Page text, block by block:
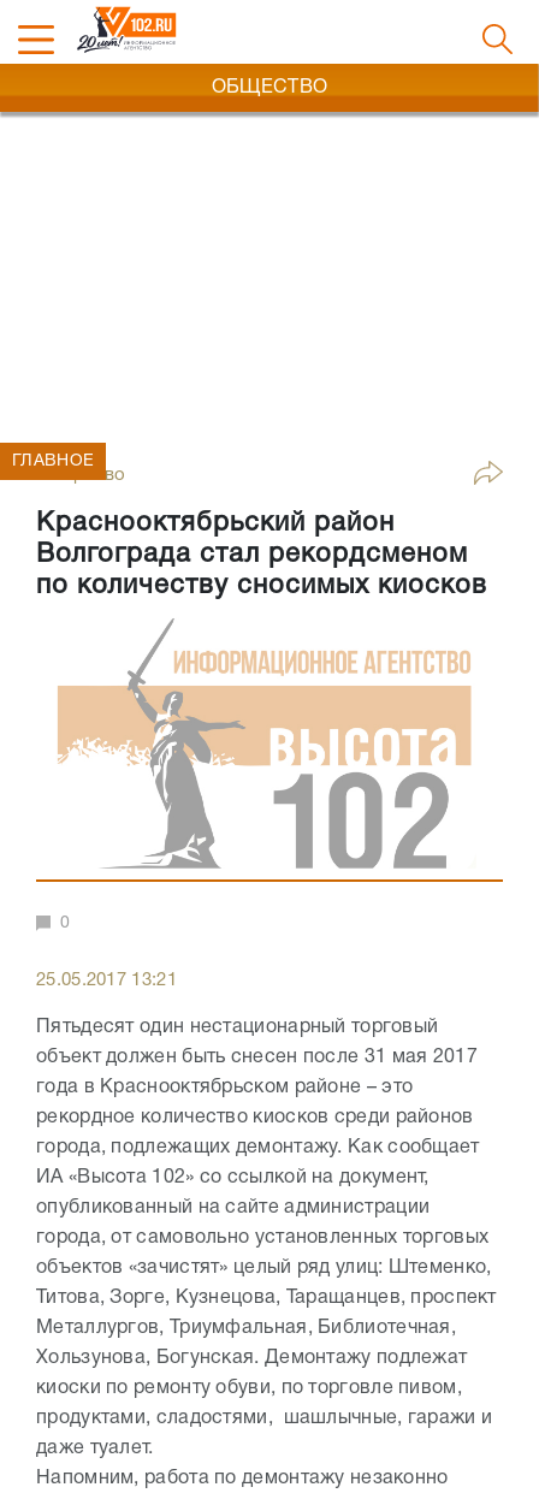
ОБЩЕСТВО
Общество
Краснооктябрьский район
Волгограда стал рекордсменом
по количеству сносимых киосков
ГЛАВНОЕ
0
25.05.2017 13:21
Пятьдесят один нестационарный торговый
объект должен быть снесен после 31 мая 2017
года в Краснооктябрьском районе – это
рекордное количество киосков среди районов
города, подлежащих демонтажу. Как сообщает
ИА «Высота 102» со ссылкой на документ,
опубликованный на сайте администрации
города, от самовольно установленных торговых
объектов «зачистят» целый ряд улиц: Штеменко,
Титова, Зорге, Кузнецова, Таращанцев, проспект
Металлургов, Триумфальная, Библиотечная,
Хользунова, Богунская. Демонтажу подлежат
киоски по ремонту обуви, по торговле пивом,
продуктами, сладостями, шашлычные, гаражи и
даже туалет.
Напомним, работа по демонтажу незаконно